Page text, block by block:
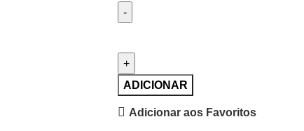
ADICIONAR
Adicionar aos Favoritos